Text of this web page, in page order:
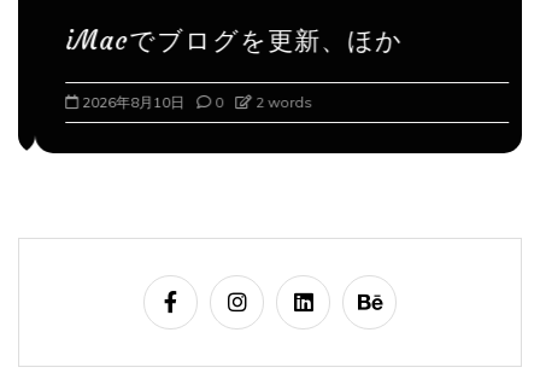
iMacでブログを更新、ほか
2026年8月10日 0 2 words